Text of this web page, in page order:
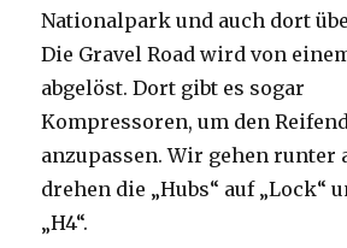
Nationalpark und auch dort
Die Gravel Road wird von
abgelöst. Dort gibt es sogar
Kompressoren, um den
anzupassen. Wir gehen runter
drehen die „Hubs“ auf „Lock“
„H4“.